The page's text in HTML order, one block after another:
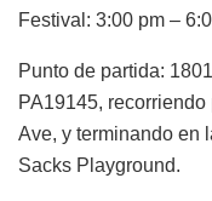
Festival: 3:00 pm –
Punto de partida:
PA19145,
Ave, y terminando en
Sacks Playground.